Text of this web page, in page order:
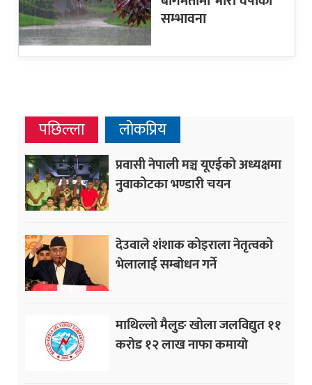
सम्भावना
पछिल्ला लोकप्रिय
प्रवासी नेपाली मञ्च यूएईको अध्यक्षमा
नुवाकोटका भण्डारी चयन
देउवाले शंशाक कोइराला नेतृत्वको
भेलालाई सम्बोधन गर्ने
माथिल्लो मैलुङ खोला जलविद्युत ११
करोड १२ लाख नाफा कमायाे